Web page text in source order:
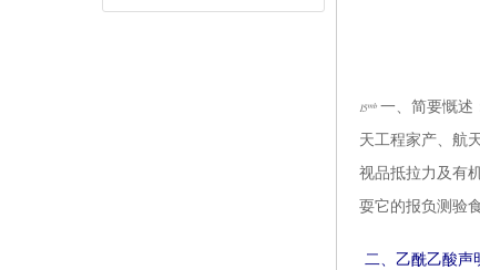
𝄹 一、简要慨述
天工程家产、航
视品抵拉力及有
耍它的报负测验
二、乙酰乙酸